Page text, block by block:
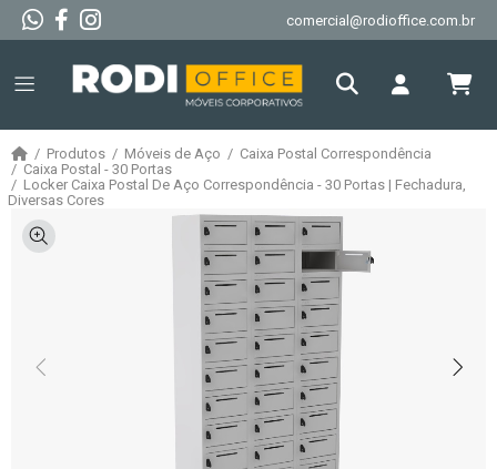
comercial@rodioffice.com.br
Produtos Móveis de Aço
Caixa Postal Correspondência
Caixa Postal - 30 Portas
Locker Caixa Postal De Aço Correspondência - 30 Portas | Fechadura,
Diversas Cores